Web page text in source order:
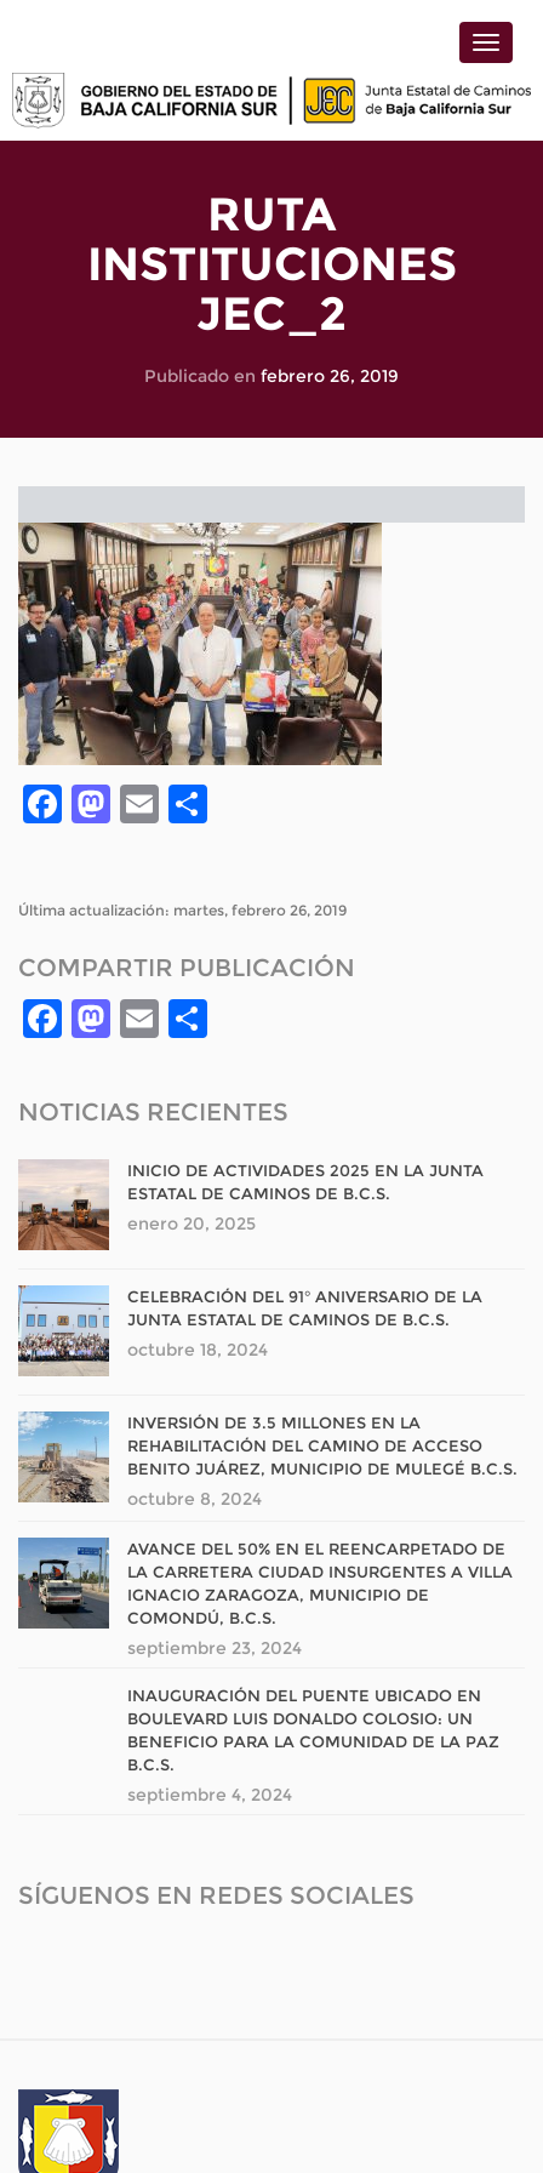
Toggle
RUTA
INSTITUCIONES
JEC_2
Publicado en febrero 26, 2019
Facebook
Mastodon
Email
Última actualización: martes, febrero 26, 2019
COMPARTIR PUBLICACIÓN
Facebook
Mastodon
Email
NOTICIAS RECIENTES
INICIO DE ACTIVIDADES 2025 EN LA JUNTA
ESTATAL DE CAMINOS DE B.C.S.
enero 20, 2025
CELEBRACIÓN DEL 91° ANIVERSARIO DE LA
JUNTA ESTATAL DE CAMINOS DE B.C.S.
octubre 18, 2024
INVERSIÓN DE 3.5 MILLONES EN LA
REHABILITACIÓN DEL CAMINO DE ACCESO
BENITO JUÁREZ, MUNICIPIO DE MULEGÉ B.C.S.
octubre 8, 2024
AVANCE DEL 50% EN EL REENCARPETADO DE
LA CARRETERA CIUDAD INSURGENTES A VILLA
IGNACIO ZARAGOZA, MUNICIPIO DE
COMONDÚ, B.C.S.
septiembre 23, 2024
INAUGURACIÓN DEL PUENTE UBICADO EN
BOULEVARD LUIS DONALDO COLOSIO: UN
BENEFICIO PARA LA COMUNIDAD DE LA PAZ
B.C.S.
septiembre 4, 2024
SÍGUENOS EN REDES SOCIALES